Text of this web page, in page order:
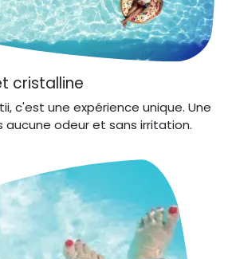
cristalline
c'est une expérience unique. Une
aucune odeur et sans irritation.